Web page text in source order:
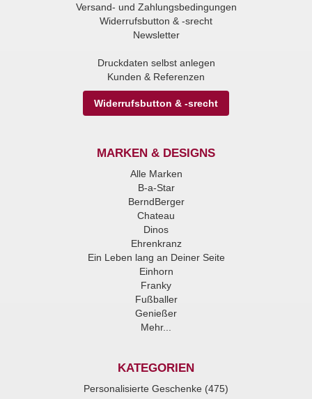
Versand- und Zahlungsbedingungen
Widerrufsbutton & -srecht
Newsletter
Druckdaten selbst anlegen
Kunden & Referenzen
Widerrufsbutton & -srecht
MARKEN & DESIGNS
Alle Marken
B-a-Star
BerndBerger
Chateau
Dinos
Ehrenkranz
Ein Leben lang an Deiner Seite
Einhorn
Franky
Fußballer
Genießer
Mehr...
KATEGORIEN
Personalisierte Geschenke (475)